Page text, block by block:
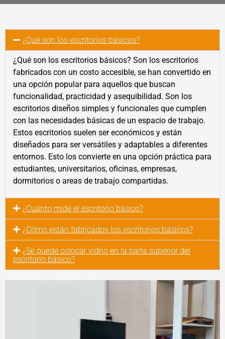
¿Qué son los escritorios básicos?
¿Qué son los escritorios básicos? Son los escritorios
fabricados con un costo accesible, se han convertido en
una opción popular para aquellos que buscan
funcionalidad, practicidad y asequibilidad. Son los
escritorios diseños simples y funcionales que cumplen
con las necesidades básicas de un espacio de trabajo.
Estos escritorios suelen ser económicos y están
diseñados para ser versátiles y adaptables a diferentes
entornos. Esto los convierte en una opción práctica para
estudiantes, universitarios, oficinas, empresas,
dormitorios o areas de trabajo compartidas.
¿Cuánto mide el escritorio básico?
¿Cómo están fabricados los escritorios básicos?
¿Se puede colocar vidrio en la parte superior del
escritorio básico?